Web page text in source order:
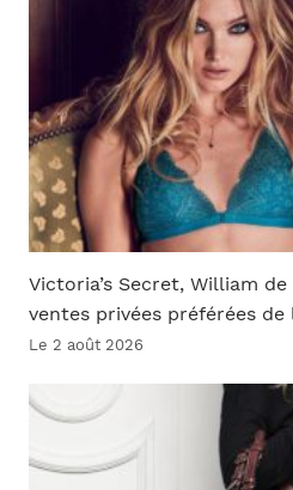
Victoria’s Secret, William
ventes privées préférées de
Le 2 août 2026